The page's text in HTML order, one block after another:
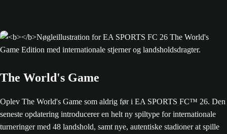
The World's Game
Oplev The World's Game som aldrig før i EA SPORTS FC™ 26. Den
seneste opdatering introducerer en helt ny spiltype for internationale
turneringer med 48 landshold, samt nye, autentiske stadioner at spille